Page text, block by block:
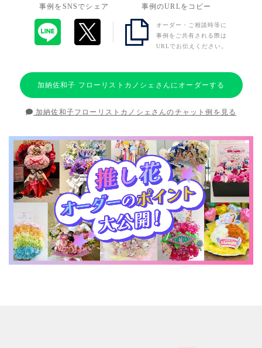
事例をSNSでシェア 事例のURLをコピー
オーダー・ご相談時等に
事例をご共有される際は
URLでお伝えください。
加納佐和子 フローリストカノシェさんにオーダーする
加納佐和子フローリストカノシェさんのチャット例を見る